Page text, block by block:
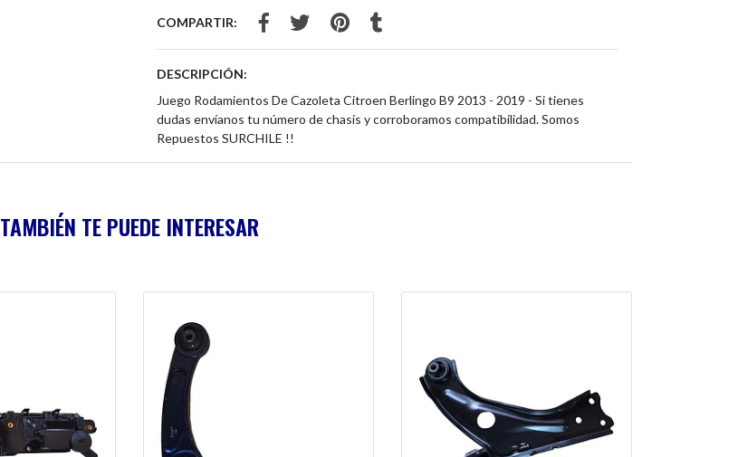
COMPARTIR:
DESCRIPCIÓN:
Juego Rodamientos De Cazoleta Citroen Berlingo B9 2013 - 2019 - Si tienes
dudas envíanos tu número de chasis y corroboramos compatibilidad. Somos
Repuestos SURCHILE !!
TAMBIÉN TE PUEDE INTERESAR